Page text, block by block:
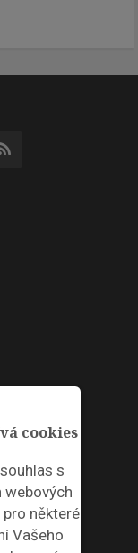
cookies
s
webových
některé
Vašeho